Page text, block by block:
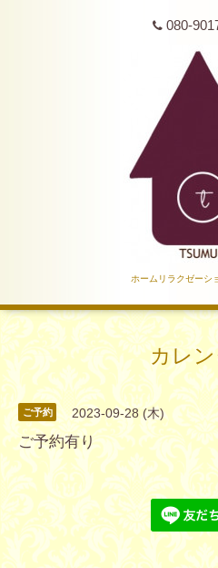
080-
ホームリラクゼーシ
カレ
ご予約 2023-09-28 (木)
ご予約有り